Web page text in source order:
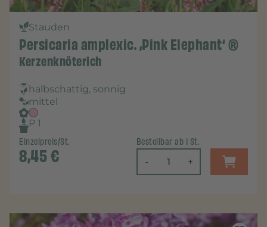
Stauden
Persicaria amplexic. ‚Pink Elephant‘ ®
Kerzenknöterich
halbschattig, sonnig
mittel
P 1
Einzelpreis/St.
8,45€
Bestellbar ab 1 St.
- +